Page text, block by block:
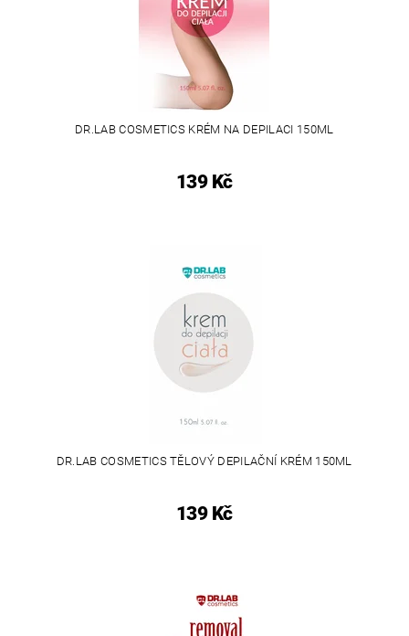
DR.LAB COSMETICS KRÉM NA DEPILACI 150ML
139 Kč
DR.LAB COSMETICS TĚLOVÝ DEPILAČNÍ KRÉM 150ML
139 Kč